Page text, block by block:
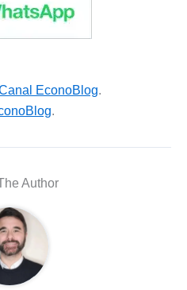
EconoBlog.
.
Author